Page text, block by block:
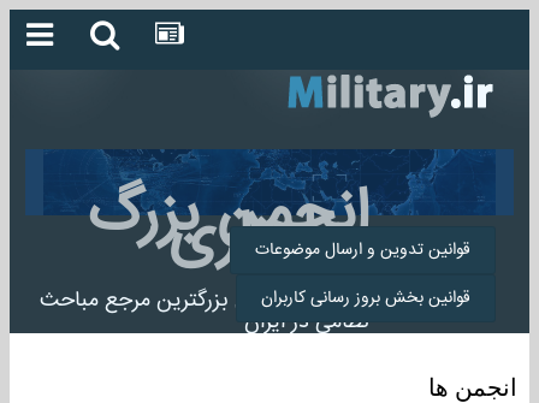
انجمن بزرگ
میلیتاری
انجمن میلیتاری بزرگترین مرجع مباحث
نظامی در ایران
قوانین تدوین و ارسال موضوعات
قوانین بخش بروز رسانی کاربران
انجمن ها